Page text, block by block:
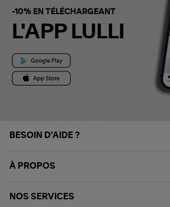
-10% EN TÉLÉCHARGEANT
L'APP LULLI
BESOIN D'AIDE ?
À PROPOS
NOS SERVICES